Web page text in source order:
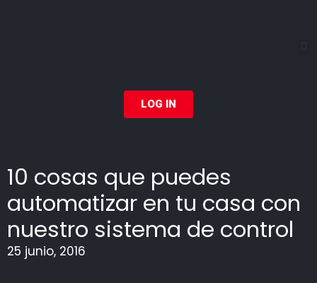
LOG IN
10 cosas que puedes
automatizar en tu casa con
nuestro sistema de control
25 junio, 2016